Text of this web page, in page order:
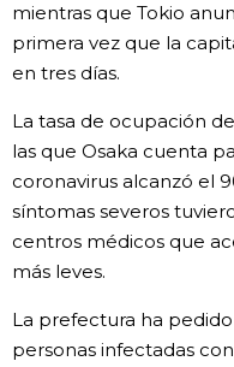
Noticias
Datos de Japón
Fragmentos de Japón
Gente
Blog
mientras que Tokio
primera vez que la
en tres días.
La tasa de ocupación
las que Osaka cuenta
coronavirus alcanzó el
síntomas severos
centros médicos que
más leves.
La prefectura ha
personas infectadas